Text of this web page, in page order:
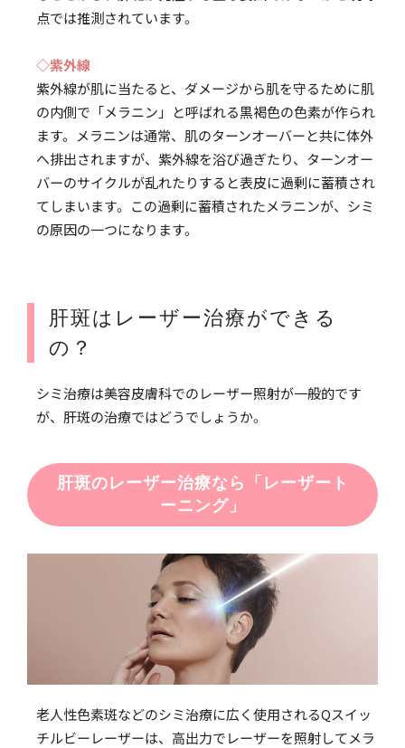
点では推測されています。
◇紫外線
紫外線が肌に当たると、ダメージから肌を守るために肌
の内側で「メラニン」と呼ばれる黒褐色の色素が作られ
ます。メラニンは通常、肌のターンオーバーと共に体外
へ排出されますが、紫外線を浴び過ぎたり、ターンオー
バーのサイクルが乱れたりすると表皮に過剰に蓄積され
てしまいます。この過剰に蓄積されたメラニンが、シミ
の原因の一つになります。
肝斑はレーザー治療ができる
の？
シミ治療は美容皮膚科でのレーザー照射が一般的です
が、肝斑の治療ではどうでしょうか。
肝斑のレーザー治療なら「レーザート
ーニング」
老人性色素斑などのシミ治療に広く使用されるQスイッ
チルビーレーザーは、高出力でレーザーを照射してメラ